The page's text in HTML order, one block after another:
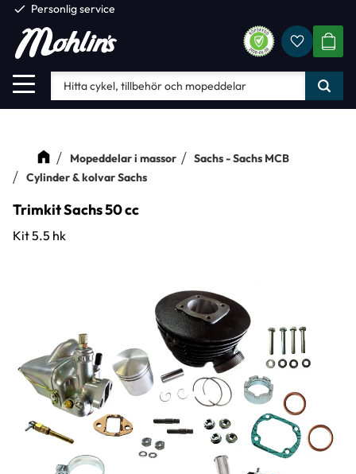
Meny
check Personlig service
Mopeddelar i massor
Sachs - Sachs MCB
Cylinder & kolvar Sachs
Trimkit Sachs 50 cc
Kit 5.5 hk